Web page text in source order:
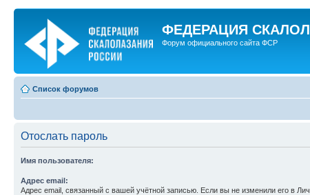
ФЕДЕРАЦИЯ
Форум официального сайта ФСР
Список форумов
Отослать пароль
Имя пользователя:
Адрес email:
Адрес email, связанный с вашей учётной записью. Если вы не изменили его в